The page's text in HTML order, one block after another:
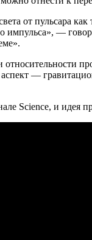
от пульсара
импульса», —
—
Science, и идея